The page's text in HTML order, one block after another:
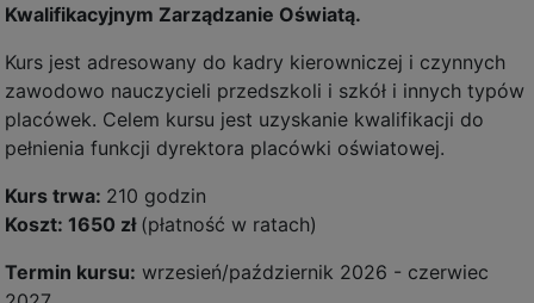
Kwalifikacyjnym Zarządzanie Oświatą.
Kurs jest adresowany do kadry kierowniczej i czynnych
zawodowo nauczycieli przedszkoli i szkół i innych typów
placówek. Celem kursu jest uzyskanie kwalifikacji do
pełnienia funkcji dyrektora placówki oświatowej.
Kurs trwa: 210 godzin
Koszt: 1650 zł (płatność w ratach)
Termin kursu: wrzesień/październik 2026 - czerwiec